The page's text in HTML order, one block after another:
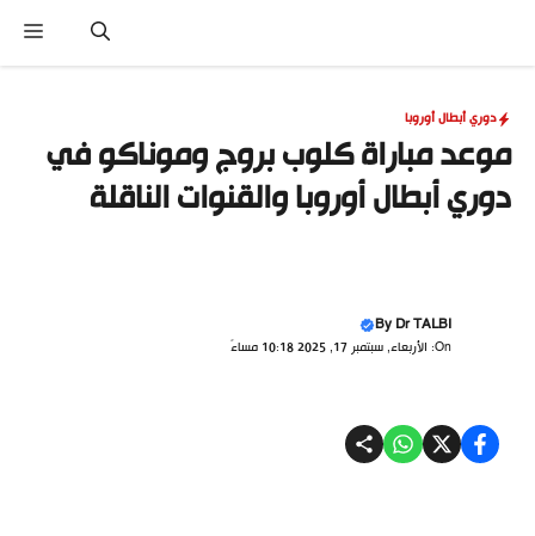
المحتوى
دوري أبطال أوروبا
موعد مباراة كلوب بروج وموناكو في
دوري أبطال أوروبا والقنوات الناقلة
ByDr TALBI
On: الأربعاء, سبتمبر 17, 2025 10:18 مساءً